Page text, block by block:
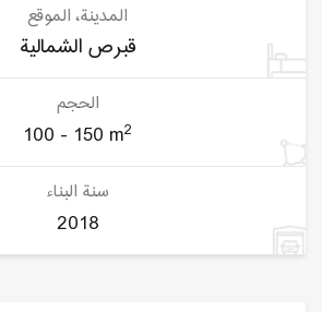
المدينة، الموقع
قبرص الشمالية
الحجم
100 - 150 m2
سنة البناء
2018